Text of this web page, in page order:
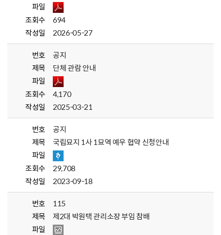
파일
조회수
694
작성일
2026-05-27
번호
공지
제목
단체 관람 안내
파일
조회수
4,170
작성일
2025-03-21
번호
공지
제목
국립묘지 1사 1묘역 예우 협약 신청안내
파일
조회수
29,708
작성일
2023-09-18
번호
115
제목
제2대 박원택 관리소장 부임 참배
파일